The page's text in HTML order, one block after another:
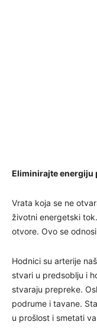
Eliminirajte energiju
Vrata koja se ne
životni energetski
otvore. Ovo se
Hodnici su arterije
stvari u predsoblju i
stvaraju prepreke.
podrume i tavane.
u prošlost i smetati